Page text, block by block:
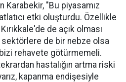
Karabekir, "Bu piyasamız
etki oluşturdu. Özellikle
de açık olması
sektörlere de bir nebze olsa
rehavete götürmemeli.
hastalığın artma riski
kapanma endişesiyle